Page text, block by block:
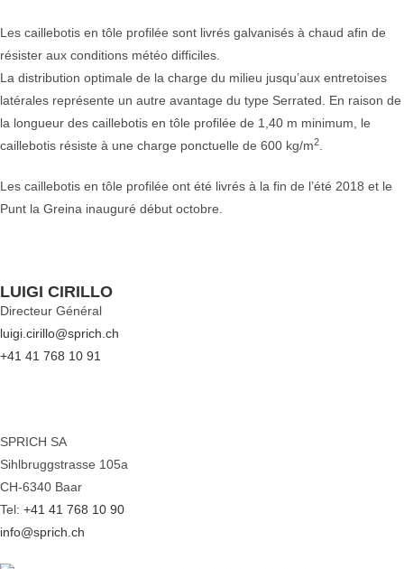
Les caillebotis en tôle profilée sont livrés galvanisés à chaud afin de
résister aux conditions météo difficiles.
La distribution optimale de la charge du milieu jusqu’aux entretoises
latérales représente un autre avantage du type Serrated. En raison de
la longueur des caillebotis en tôle profilée de 1,40 m minimum, le
caillebotis résiste à une charge ponctuelle de 600 kg/m2
Les caillebotis en tôle profilée ont été livrés à la fin de l’été 2018 et le
Punt la Greina inauguré début octobre.
LUIGI CIRILLO
Directeur Général
luigi.cirillo@sprich.ch
+41 41 768 10 91
SPRICH SA
Sihlbruggstrasse 105a
CH-6340 Baar
Tel: +41 41 768 10 90
info@sprich.ch